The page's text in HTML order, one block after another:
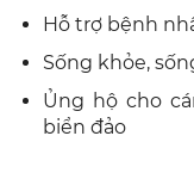
Hỗ trợ bệnh
Sống khỏe,
Ủng hộ cho
biển đảo